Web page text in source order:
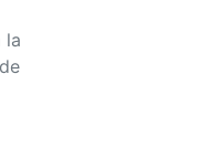
la